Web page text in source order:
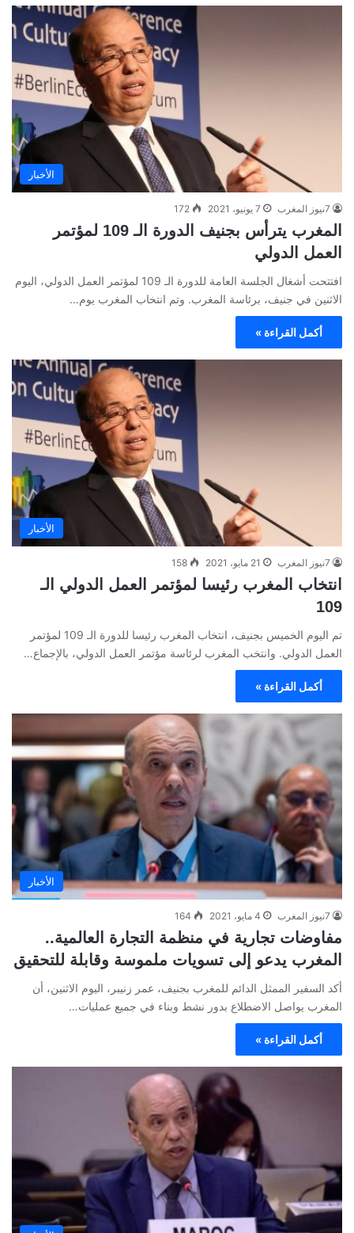
الأخبار
7نيوز المغرب 7 يونيو، 2021 172
المغرب يترأس بجنيف الدورة الـ 109 لمؤتمر
العمل الدولي
افتتحت أشغال الجلسة العامة للدورة الـ 109 لمؤتمر العمل الدولي، اليوم
الاثنين في جنيف، برئاسة المغرب. وتم انتخاب المغرب يوم…
أكمل القراءة »
الأخبار
7نيوز المغرب 21 مايو، 2021 158
انتخاب المغرب رئيسا لمؤتمر العمل الدولي الـ
109
تم اليوم الخميس بجنيف، انتخاب المغرب رئيسا للدورة الـ 109 لمؤتمر
العمل الدولي. وانتخب المغرب لرئاسة مؤتمر العمل الدولي، بالإجماع…
أكمل القراءة »
الأخبار
7نيوز المغرب 4 مايو، 2021 164
مفاوضات تجارية في منظمة التجارة العالمية..
المغرب يدعو إلى تسويات ملموسة وقابلة للتحقيق
أكد السفير الممثل الدائم للمغرب بجنيف، عمر زنيبر، اليوم الاثنين، أن
المغرب يواصل الاضطلاع بدور نشط وبناء في جميع عمليات…
أكمل القراءة »